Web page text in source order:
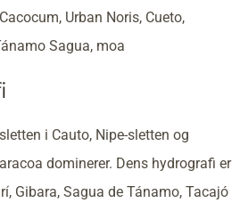
Urban Noris, Cueto,
Sagua, moa
i Cauto, Nipe-sletten og
dominerer. Dens hydrografi er
Gibara, Sagua de Tánamo, Tacajó